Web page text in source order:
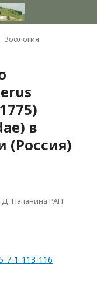
Зоология
в
(Россия)
Папанина РАН
7-1-113-116